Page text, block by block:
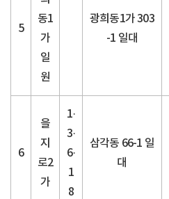
5
동1
가
일
원
광희동1가 303
-1 일대
6
을
지
로2
가
1·
3·
6·
1
8
삼각동 66-1 일
대